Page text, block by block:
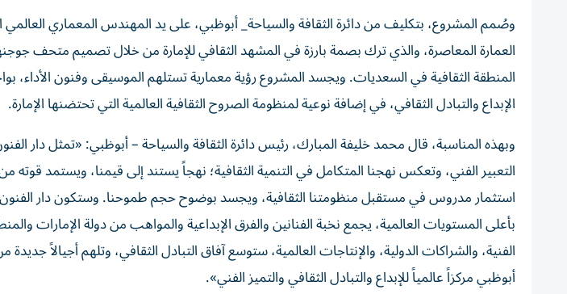
وصُمم المشروع، بتكليف من دائرة الثقافة والسياحة_ أبوظبي، على يد المهندس المعماري العالمي
العمارة المعاصرة، والذي ترك بصمة بارزة في المشهد الثقافي للإمارة من خلال تصميم متحف
المنطقة الثقافية في السعديات. ويجسد المشروع رؤية معمارية تستلهم الموسيقى وفنون الأداء،
الإبداع والتبادل الثقافي، في إضافة نوعية لمنظومة الصروح الثقافية العالمية التي تحتضنها الإمارة.
وبهذه المناسبة، قال محمد خليفة المبارك، رئيس دائرة الثقافة والسياحة – أبوظبي: «تمثل دار
التعبير الفني، وتعكس نهجنا المتكامل في التنمية الثقافية؛ نهجاً يستند إلى قيمنا، ويستمد قوته
استثمار مدروس في مستقبل منظومتنا الثقافية، ويجسد بوضوح حجم طموحنا. وستكون دار الفنون
بأعلى المستويات العالمية، يجمع نخبة الفنانين والفرق الإبداعية والمواهب من دولة الإمارات
الفنية، والشراكات الدولية، والإنتاجات العالمية، ستوسع آفاق التبادل الثقافي، وتلهم أجيالاً
أبوظبي مركزاً عالمياً للإبداع والتبادل الثقافي والتميز الفني».